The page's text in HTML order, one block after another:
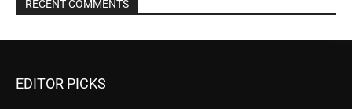
RECENT COMMENTS
EDITOR PICKS